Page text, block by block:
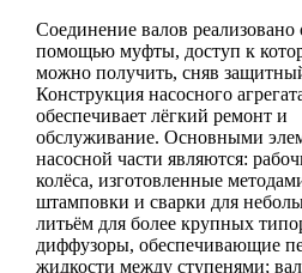
Соединение валов реализовано
помощью муфты, доступ к
можно получить, сняв
Конструкция насосного
обеспечивает лёгкий ремонт и
обслуживание. Основными
насосной части являются:
колёса, изготовленные
штамповки и сварки для
литьём для более крупных
диффузоры, обеспечивающие
жидкости между ступенями; вал